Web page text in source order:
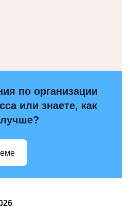
по организации
или знаете, как